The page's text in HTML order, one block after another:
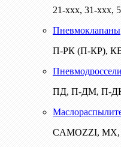
21-ххх, 31-ххх,
Пневмоклапаны
П-РК (П-КР),
Пневмодроссели
ПД, П-ДМ, П-
CAMOZZI,